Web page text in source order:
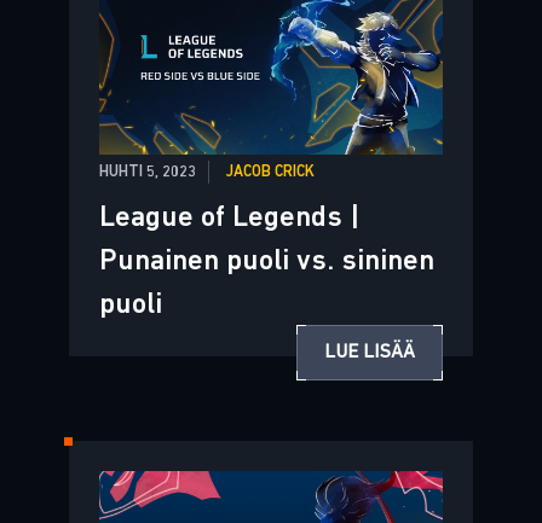
HUHTI 5, 2023 JACOB CRICK
League of Legends |
Punainen puoli vs. sininen
puoli
LUE LISÄÄ